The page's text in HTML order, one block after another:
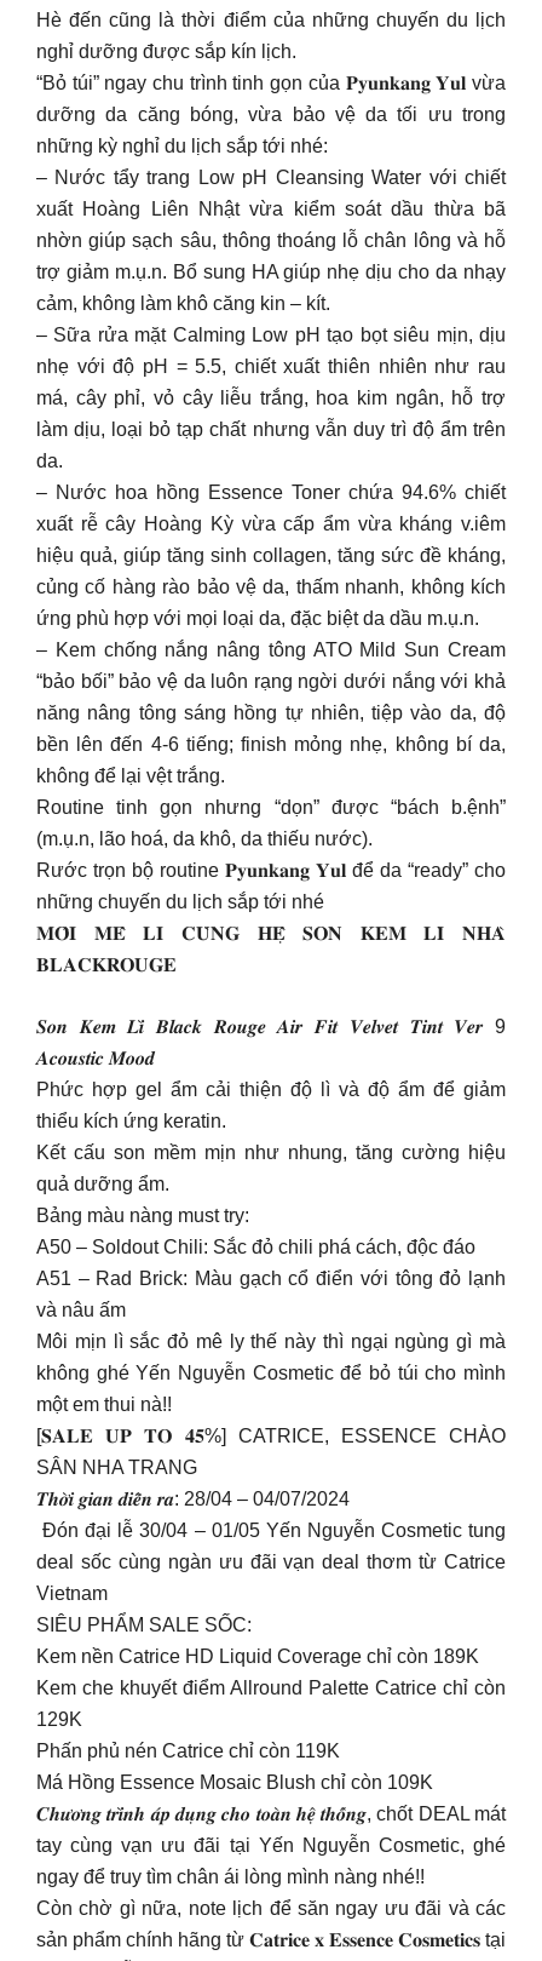
Hè đến cũng là thời điểm của những chuyến du lịch
nghỉ dưỡng được sắp kín lịch.
“Bỏ túi” ngay chu trình tinh gọn của 𝐏𝐲𝐮𝐧𝐤𝐚𝐧𝐠 𝐘𝐮𝐥 vừa
dưỡng da căng bóng, vừa bảo vệ da tối ưu trong
những kỳ nghỉ du lịch sắp tới nhé:
– Nước tẩy trang Low pH Cleansing Water với chiết
xuất Hoàng Liên Nhật vừa kiểm soát dầu thừa bã
nhờn giúp sạch sâu, thông thoáng lỗ chân lông và hỗ
trợ giảm m.ụ.n. Bổ sung HA giúp nhẹ dịu cho da nhạy
cảm, không làm khô căng kin – kít.
– Sữa rửa mặt Calming Low pH tạo bọt siêu mịn, dịu
nhẹ với độ pH = 5.5, chiết xuất thiên nhiên như rau
má, cây phỉ, vỏ cây liễu trắng, hoa kim ngân, hỗ trợ
làm dịu, loại bỏ tạp chất nhưng vẫn duy trì độ ẩm trên
da.
– Nước hoa hồng Essence Toner chứa 94.6% chiết
xuất rễ cây Hoàng Kỳ vừa cấp ẩm vừa kháng v.iêm
hiệu quả, giúp tăng sinh collagen, tăng sức đề kháng,
củng cố hàng rào bảo vệ da, thấm nhanh, không kích
ứng phù hợp với mọi loại da, đặc biệt da dầu m.ụ.n.
– Kem chống nắng nâng tông ATO Mild Sun Cream
“bảo bối” bảo vệ da luôn rạng ngời dưới nắng với khả
năng nâng tông sáng hồng tự nhiên, tiệp vào da, độ
bền lên đến 4-6 tiếng; finish mỏng nhẹ, không bí da,
không để lại vệt trắng.
Routine tinh gọn nhưng “dọn” được “bách b.ệnh”
(m.ụ.n, lão hoá, da khô, da thiếu nước).
Rước trọn bộ routine 𝐏𝐲𝐮𝐧𝐤𝐚𝐧𝐠 𝐘𝐮𝐥 để da “ready” cho
những chuyến du lịch sắp tới nhé
𝐌𝐎̂𝐈 𝐌𝐄̂ 𝐋𝐈 𝐂𝐔̀𝐍𝐆 𝐇𝐄̣̂ 𝐒𝐎𝐍 𝐊𝐄𝐌 𝐋𝐈̀ 𝐍𝐇𝐀̀
𝐁𝐋𝐀𝐂𝐊𝐑𝐎𝐔𝐆𝐄
𝑺𝒐𝒏 𝑲𝒆𝒎 𝑳𝒊̀ 𝑩𝒍𝒂𝒄𝒌 𝑹𝒐𝒖𝒈𝒆 𝑨𝒊𝒓 𝑭𝒊𝒕 𝑽𝒆𝒍𝒗𝒆𝒕 𝑻𝒊𝒏𝒕 𝑽𝒆𝒓 9
𝑨𝒄𝒐𝒖𝒔𝒕𝒊𝒄 𝑴𝒐𝒐𝒅
Phức hợp gel ẩm cải thiện độ lì và độ ẩm để giảm
thiểu kích ứng keratin.
Kết cấu son mềm mịn như nhung, tăng cường hiệu
quả dưỡng ẩm.
Bảng màu nàng must try:
A50 – Soldout Chili: Sắc đỏ chili phá cách, độc đáo
A51 – Rad Brick: Màu gạch cổ điển với tông đỏ lạnh
và nâu ấm
Môi mịn lì sắc đỏ mê ly thế này thì ngại ngùng gì mà
không ghé Yến Nguyễn Cosmetic để bỏ túi cho mình
một em thui nà!!
[𝐒𝐀𝐋𝐄 𝐔𝐏 𝐓𝐎 𝟒𝟓%] CATRICE, ESSENCE CHÀO
SÂN NHA TRANG
𝑻𝒉𝒐̛̀𝒊 𝒈𝒊𝒂𝒏 𝒅𝒊𝒆̂̃𝒏 𝒓𝒂: 28/04 – 04/07/2024
️ Đón đại lễ 30/04 – 01/05 Yến Nguyễn Cosmetic tung
deal sốc cùng ngàn ưu đãi vạn deal thơm từ Catrice
Vietnam
SIÊU PHẨM SALE SỐC:
Kem nền Catrice HD Liquid Coverage chỉ còn 189K
Kem che khuyết điểm Allround Palette Catrice chỉ còn
129K
Phấn phủ nén Catrice chỉ còn 119K
Má Hồng Essence Mosaic Blush chỉ còn 109K
𝑪𝒉𝒖̛𝒐̛𝒏𝒈 𝒕𝒓𝒊̀𝒏𝒉 𝒂́𝒑 𝒅𝒖̣𝒏𝒈 𝒄𝒉𝒐 𝒕𝒐𝒂̀𝒏 𝒉𝒆̣̂ 𝒕𝒉𝒐̂́𝒏𝒈, chốt DEAL mát
tay cùng vạn ưu đãi tại Yến Nguyễn Cosmetic, ghé
ngay để truy tìm chân ái lòng mình nàng nhé!!
Còn chờ gì nữa, note lịch để săn ngay ưu đãi và các
sản phẩm chính hãng từ 𝐂𝐚𝐭𝐫𝐢𝐜𝐞 𝐱 𝐄𝐬𝐬𝐞𝐧𝐜𝐞 𝐂𝐨𝐬𝐦𝐞𝐭𝐢𝐜𝐬 tại